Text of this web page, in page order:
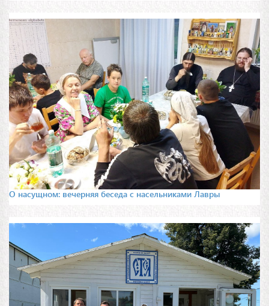
О насущном: вечерняя беседа с насельниками Лавры